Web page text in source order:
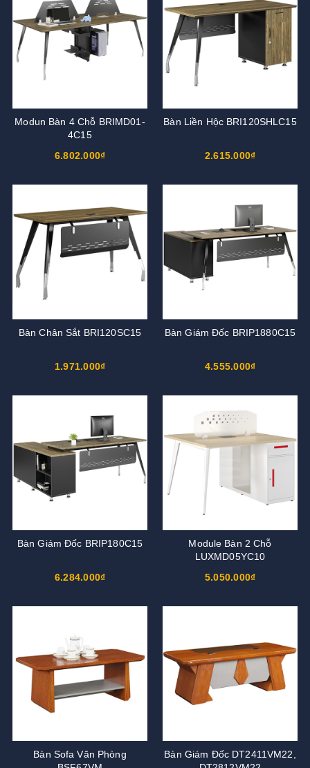
Modun Bàn 4 Chỗ BRIMD01-
4C15
6.802.000₫
Bàn Liền Hộc BRI120SHLC15
2.615.000₫
Bàn Chân Sắt BRI120SC15
1.971.000₫
Bàn Giám Đốc BRIP1880C15
4.555.000₫
Bàn Giám Đốc BRIP180C15
6.284.000₫
Module Bàn 2 Chỗ
LUXMD05YC10
5.050.000₫
Bàn Sofa Văn Phòng
Bàn Giám Đốc DT2411VM22,